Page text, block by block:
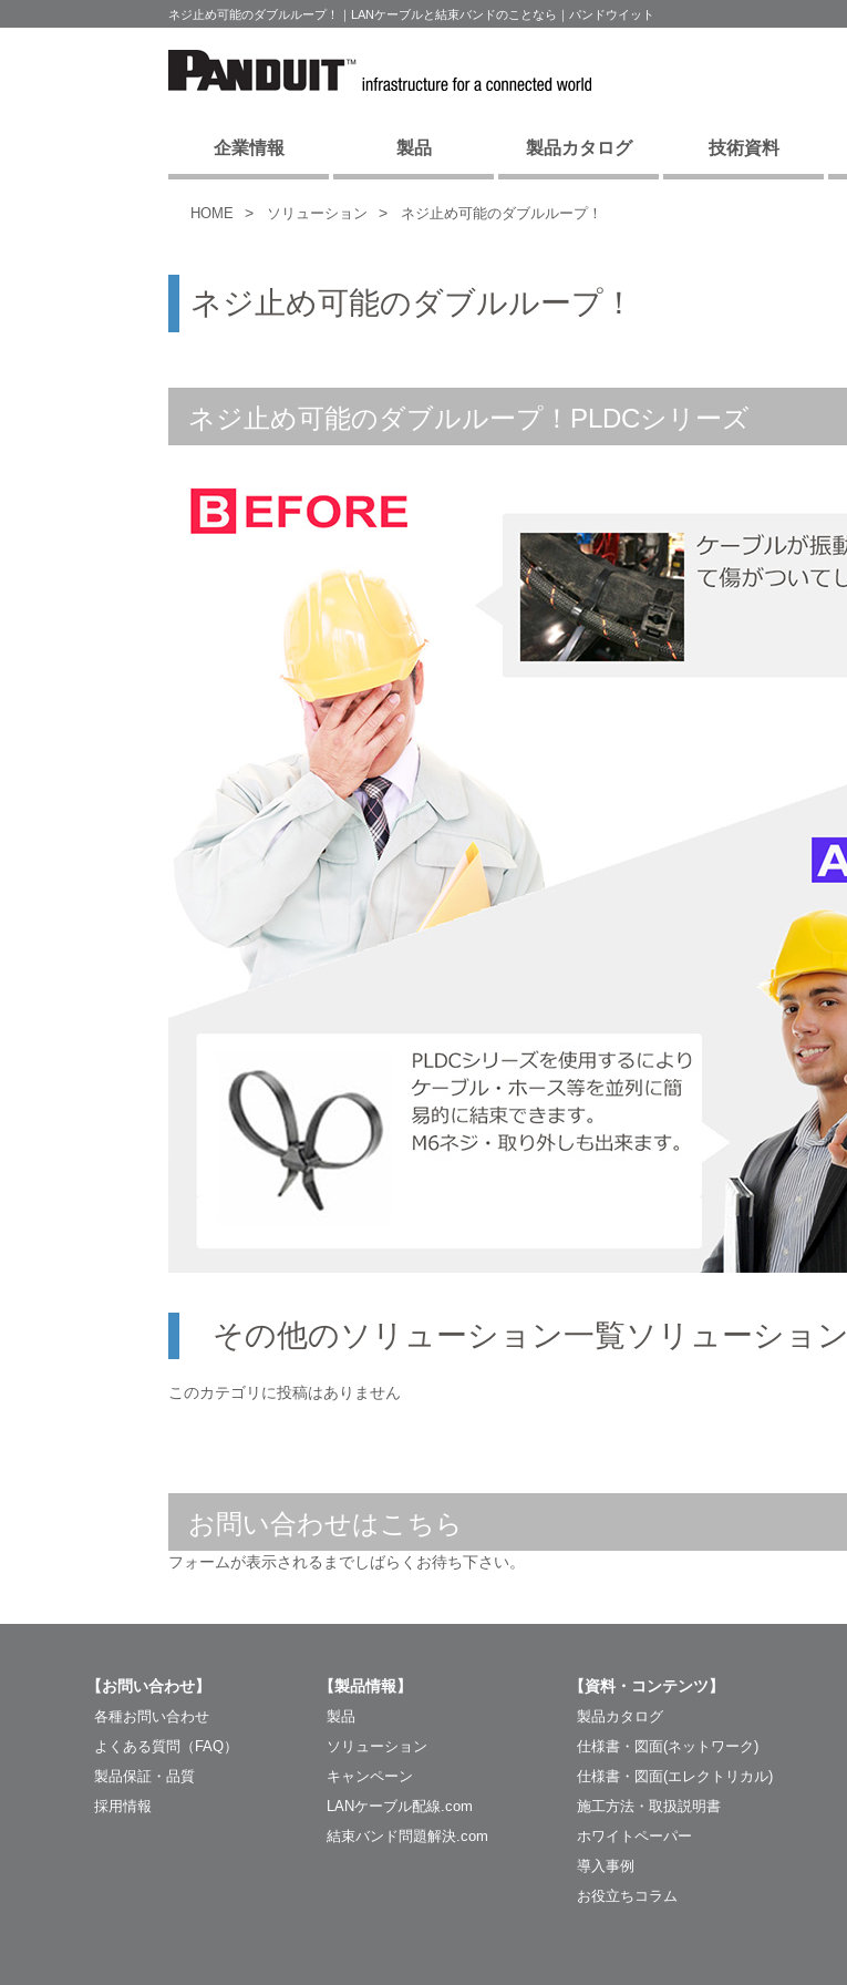
ネジ止め可能のダブルループ！｜LANケーブルと結束バンドのことなら｜パンドウイット
企業情報 製品 製品カタログ 技術資料
HOME ソリューション ネジ止め可能のダブルループ！
ネジ止め可能のダブルループ！
ネジ止め可能のダブルループ！PLDCシリーズ
その他のソリューション一覧ソリューション
このカテゴリに投稿はありません
お問い合わせはこちら
フォームが表示されるまでしばらくお待ち下さい。
【お問い合わせ】
各種お問い合わせ
よくある質問（FAQ）
製品保証・品質
採用情報
【製品情報】
製品
ソリューション
キャンペーン
LANケーブル配線.com
結束バンド問題解決.com
【資料・コンテンツ】
製品カタログ
仕様書・図面(ネットワーク)
仕様書・図面(エレクトリカル)
施工方法・取扱説明書
ホワイトペーパー
導入事例
お役立ちコラム